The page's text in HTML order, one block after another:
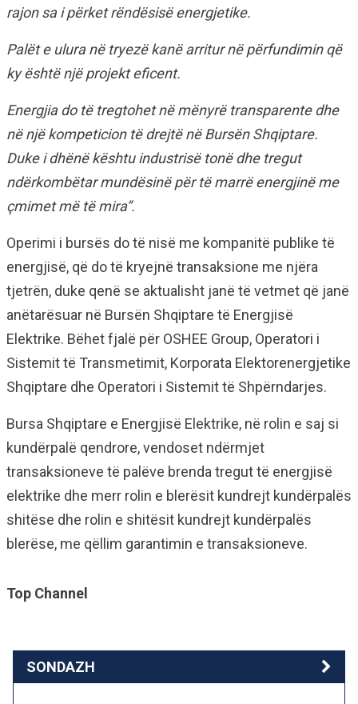
rajon sa i përket rëndësisë energjetike.
Palët e ulura në tryezë kanë arritur në përfundimin që
ky është një projekt eficent.
Energjia do të tregtohet në mënyrë transparente dhe
në një kompeticion të drejtë në Bursën Shqiptare.
Duke i dhënë kështu industrisë tonë dhe tregut
ndërkombëtar mundësinë për të marrë energjinë me
çmimet më të mira”.
Operimi i bursës do të nisë me kompanitë publike të
energjisë, që do të kryejnë transaksione me njëra
tjetrën, duke qenë se aktualisht janë të vetmet që janë
anëtarësuar në Bursën Shqiptare të Energjisë
Elektrike. Bëhet fjalë për OSHEE Group, Operatori i
Sistemit të Transmetimit, Korporata Elektorenergjetike
Shqiptare dhe Operatori i Sistemit të Shpërndarjes.
Bursa Shqiptare e Energjisë Elektrike, në rolin e saj si
kundërpalë qendrore, vendoset ndërmjet
transaksioneve të palëve brenda tregut të energjisë
elektrike dhe merr rolin e blerësit kundrejt kundërpalës
shitëse dhe rolin e shitësit kundrejt kundërpalës
blerëse, me qëllim garantimin e transaksioneve.
Top Channel
SONDAZH